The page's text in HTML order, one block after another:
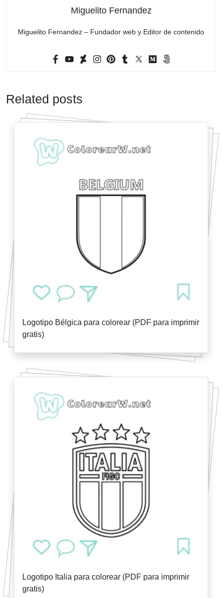
Miguelito Fernandez
Miguelito Fernandez – Fundador web y Editor de contenido
Related posts
Logotipo Bélgica para colorear (PDF para imprimir
gratis)
Logotipo Italia para colorear (PDF para imprimir
gratis)